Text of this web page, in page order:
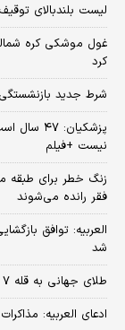
لیست بلندبالای
غول موشکی کره
کرد
شرط جدید
نیست +فیلم
زنگ خطر برای طبقه
فقر رانده می‌شوند
شد
طلای جهانی به قله ۷ هفته‌ای رسید/ دلار عقب نشست، فلز زرد صعود کرد
ادعای العربیه: